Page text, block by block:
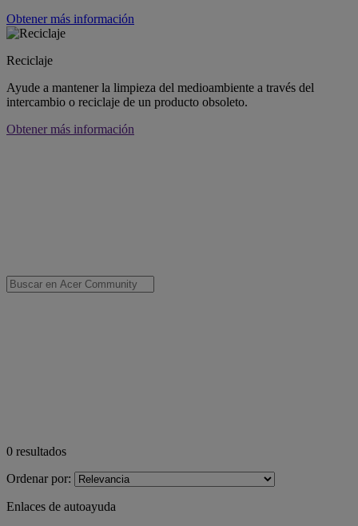
Obtener más información
Reciclaje
Ayude a mantener la limpieza del medioambiente a través del
intercambio o reciclaje de un producto obsoleto.
Obtener más información
0 resultados
Ordenar por:
Enlaces de autoayuda